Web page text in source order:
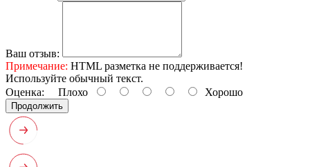
Ваш отзыв:
Примечание: HTML разметка не поддерживается!
Используйте обычный текст.
Оценка: Плохо Хорошо
Продолжить